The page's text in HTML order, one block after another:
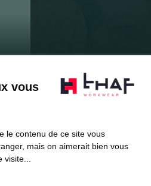
à la newsletter Thaf Workwear